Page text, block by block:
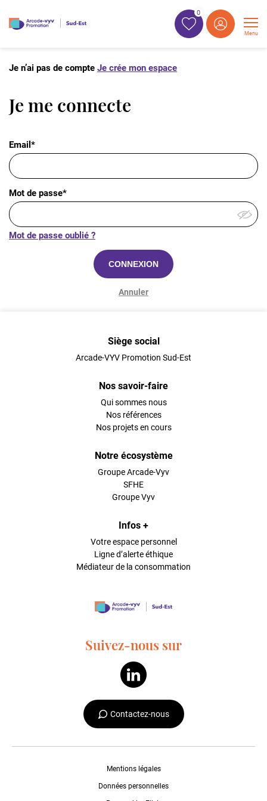
0
Menu
Je n’ai pas de compte Je crée mon espace
Je me connecte
Email*
Mot de passe*
Mot de passe oublié ?
CONNEXION
Annuler
Siège social
Arcade-VYV Promotion Sud-Est
Nos savoir-faire
Qui sommes nous
Nos références
Nos projets en cours
Notre écosystème
Groupe Arcade-Vyv
SFHE
Groupe Vyv
Infos +
Votre espace personnel
Ligne d’alerte éthique
Médiateur de la consommation
Suivez-nous sur
Contactez-nous
Mentions légales
Données personnelles